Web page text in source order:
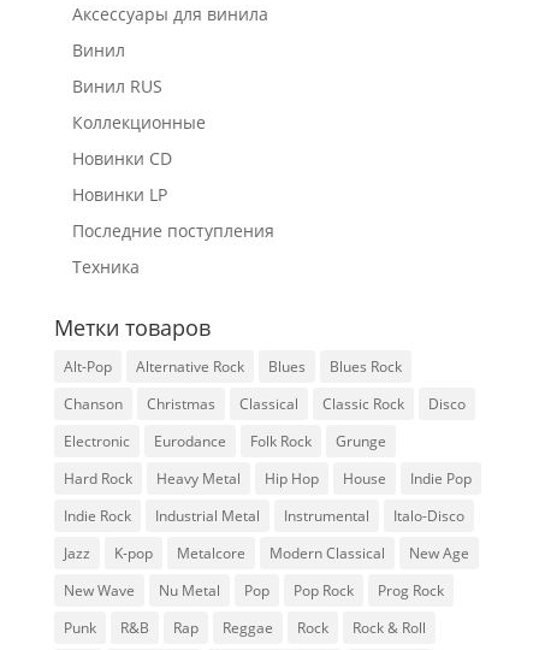
Аксессуары для винила
Винил
Винил RUS
Коллекционные
Новинки CD
Новинки LP
Последние поступления
Техника
Метки товаров
Alt-Pop Alternative Rock Blues
Blues Rock
Chanson
Christmas Classical Classic Rock
Disco
Electronic
Eurodance Folk Rock
Grunge
Hard Rock
Heavy Metal Hip Hop House
Indie Pop
Indie Rock
Industrial Metal Instrumental
Italo-Disco
Jazz
K-pop Metalcore Modern Classical
New Age
New Wave
Nu Metal Pop Pop Rock
Prog Rock
Punk
R&B Rap Reggae Rock Rock & Roll